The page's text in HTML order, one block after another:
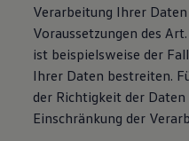
Verarbeitung Ihrer
Voraussetzungen des
ist beispielsweise der
Ihrer Daten bestreiten.
der Richtigkeit der Daten
Einschränkung der